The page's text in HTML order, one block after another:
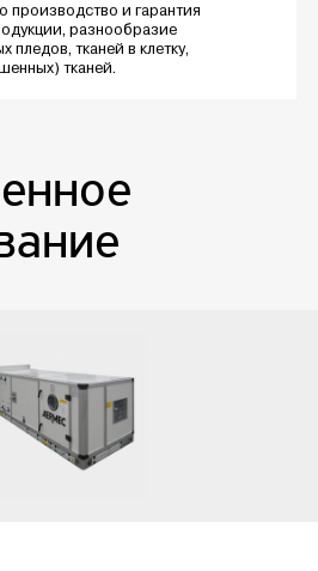
и гарантия
разнообразие
пледов, тканей в клетку,
тканей.